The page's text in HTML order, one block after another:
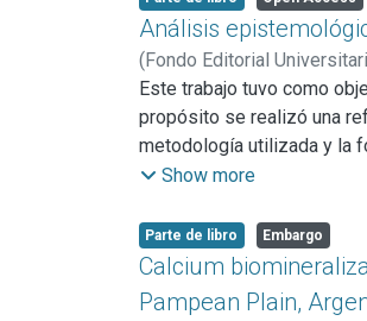
evolución a través del
contextos geológicos,
sedimentarias y la
del paisaje de acuerdo a
del libro (Capítulo XI) con
Análisis
(Fondo Editorial
Bernardo Daniel; Meriño
Víctor Hugo
Este trabajo tuvo como
propósito se realizó una
metodología utilizada y la
hipotético-deductivo, en
problemas que la
Show more
Parte de libro Embargo
Calcium
Pampean Plain,